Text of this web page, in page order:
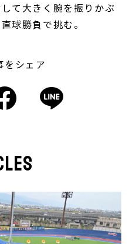
て大きく腕を振りかぶ
球勝負で挑む。
をシェア